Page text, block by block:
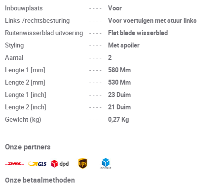
Inbouwplaats ----
Voor
Links-/rechtsbesturing
----
Voor voertuigen met stuur links
Ruitenwisserblad uitvoering
----
Flat blade wisserblad
Styling
----
Met spoiler
Aantal
----
2
Lengte 1 [mm]
----
580 Mm
Lengte 2 [mm]
----
530 Mm
Lengte 1 [inch]
----
23 Duim
Lengte 2 [inch]
----
21 Duim
Gewicht (kg)
---- 0,27 Kg
Onze partners
Onze betaalmethoden